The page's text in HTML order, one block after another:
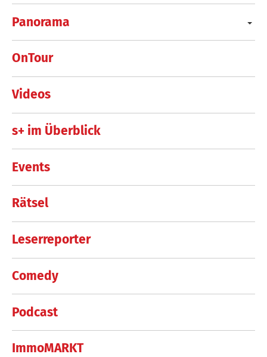
Panorama
OnTour
Videos
s+ im Überblick
Events
Rätsel
Leserreporter
Comedy
Podcast
ImmoMARKT